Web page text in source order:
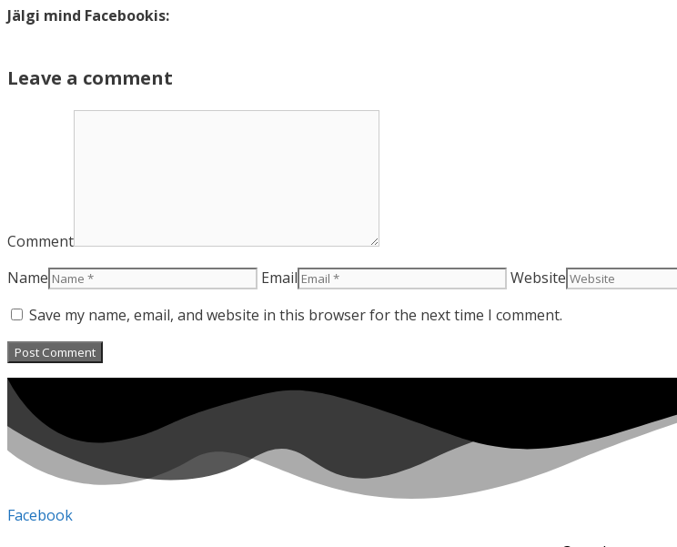
Jälgi mind Facebookis:
Leave a comment
Comment
Name
Email
Website
Save my name, email, and website in this browser for the next time I comment.
Facebook